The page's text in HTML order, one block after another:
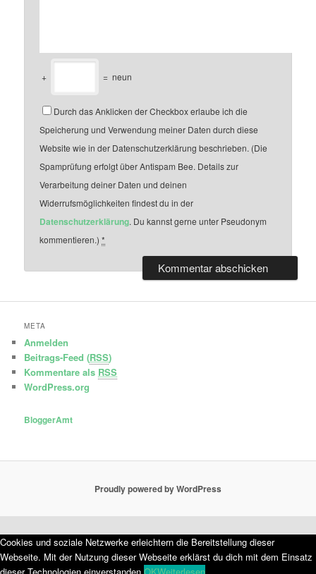
+ = neun
Durch das Anklicken der Checkbox erlaube ich die
Speicherung und Verwendung meiner Daten durch diese
Website wie in der Datenschutzerklärung beschrieben. (Die
Spamprüfung erfolgt über Antispam Bee. Details zur
Verarbeitung deiner Daten und deinen
Widerrufsmöglichkeiten findest du in der
Datenschutzerklärung. Du kannst gerne unter Pseudonym
kommentieren.)*
META
Anmelden
Beitrags-Feed (RSS)
Kommentare als RSS
WordPress.org
BloggerAmt
Proudly powered by WordPress
Cookies und soziale Netzwerke erleichtern die Bereitstellung dieser
Webseite. Mit der Nutzung dieser Webseite erklärst du dich mit dem Einsatz